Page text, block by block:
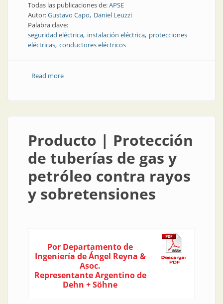
Todas las publicaciones de:APSE
Autor:Gustavo Capo Daniel Leuzzi
Palabra clave:
seguridad eléctrica instalación eléctrica protecciones
eléctricas conductores eléctricos
Read moreabout Seguridad eléctrica | Verificaciones para
Producto | Protección
de tuberías de gas y
petróleo contra rayos
y sobretensiones
Por Departamento de
Ingeniería de Ángel Reyna &
Asoc.
Representante Argentino de
Dehn + Söhne